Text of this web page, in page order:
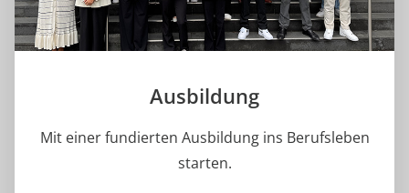
Ausbildung
Mit einer fundierten Ausbildung ins Berufsleben
starten.